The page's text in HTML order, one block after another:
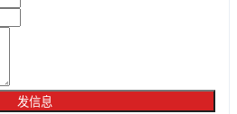
发信息